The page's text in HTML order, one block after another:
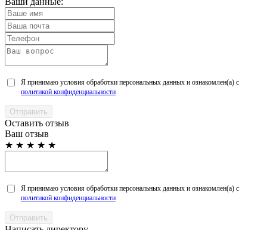
Я принимаю условия обработки персональных данных и ознакомлен(а) с
политикой конфиденциальности
Оставить отзыв
Ваш отзыв
★ ★ ★ ★ ★
Я принимаю условия обработки персональных данных и ознакомлен(а) с
политикой конфиденциальности